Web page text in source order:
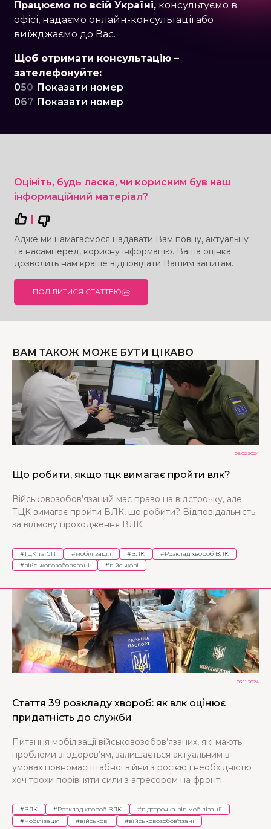
Працюємо по всій Україні, консультуємо в
офісі, надаємо онлайн-консультації або
виїжджаємо до Вас.
Щоб отримати консультацію –
зателефонуйте:
050 Показати номер
067 Показати номер
Оцініть, будь ласка, чи корисним був наш
інформаційний матеріал?
Адже ми намагаємося надавати Вам повну, актуальну
та насамперед, корисну інформацію. Ваша оцінка
дозволить нам краще відповідати Вашим запитам.
ПОДІЛИТИСЯ СТАТТЕЮ
ВАМ ТАКОЖ МОЖЕ БУТИ ЦІКАВО
05.02.2024
Що робити, якщо тцк вимагає пройти влк?
Військовозобов’язаний має право на відстрочку, але
ТЦК вимагає пройти ВЛК, що робити? Відповідальність
за відмову проходження ВЛК.
#ТЦК та СП #мобілізація #ВЛК #Розклад хвороб ВЛК
#військовозобов'язані #військові
03.11.2024
Стаття 39 розкладу хвороб: як влк оцінює
придатність до служби
Питання мобілізації військовозобов’язаних, які мають
проблеми зі здоров’ям, залишається актуальним в
умовах повномасштабної війни з росією і необхідністю
хоч трохи порівняти сили з агресором на фронті.
#ВЛК #Розклад хвороб ВЛК #відстрочка від мобілізації
#мобілізація #військові #військовозобов'язані